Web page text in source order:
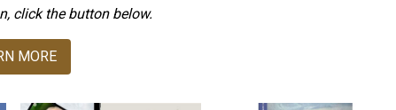
click the button below.
MORE